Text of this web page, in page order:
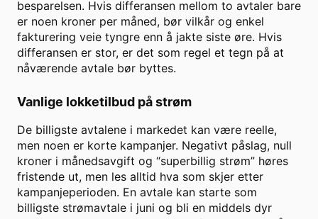
besparelsen. Hvis differansen mellom to avtaler bare
er noen kroner per måned, bør vilkår og enkel
fakturering veie tyngre enn å jakte siste øre. Hvis
differansen er stor, er det som regel et tegn på at
nåværende avtale bør byttes.
Vanlige lokketilbud på strøm
De billigste avtalene i markedet kan være reelle,
men noen er korte kampanjer. Negativt påslag, null
kroner i månedsavgift og “superbillig strøm” høres
fristende ut, men les alltid hva som skjer etter
kampanjeperioden. En avtale kan starte som
billigste strømavtale i juni og bli en middels dyr